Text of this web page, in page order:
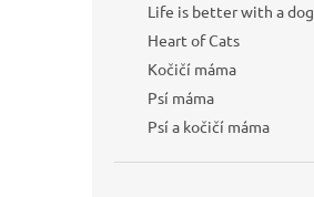
Life is better with a dog
Heart of Cats
Kočičí máma
Psí máma
Psí a kočičí máma